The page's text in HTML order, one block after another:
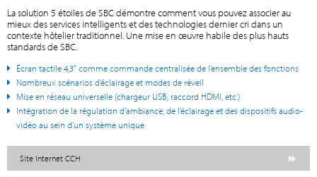
La solution 5 étoiles de SBC démontre comment vous pouvez associer au
mieux des services intelligents et des technologies dernier cri dans un
contexte hôtelier traditionnel. Une mise en œuvre habile des plus hauts
standards de SBC.
Écran tactile 4,3" comme commande centralisée de l’ensemble des fonctions
Nombreux scénarios d’éclairage et modes de réveil
Mise en réseau universelle (chargeur USB, raccord HDMI, etc.)
Intégration de la régulation d’ambiance, de l’éclairage et des dispositifs audio-
vidéo au sein d’un système unique
Site Internet CCH